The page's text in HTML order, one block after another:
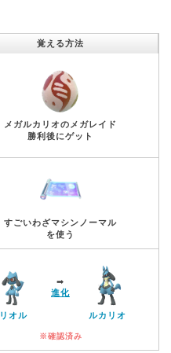
覚える方法
メガルカリオのメガレイド
勝利後にゲット
すごいわざマシンノーマル
を使う
リオル
➡︎
進化
ルカリオ
※確認済み